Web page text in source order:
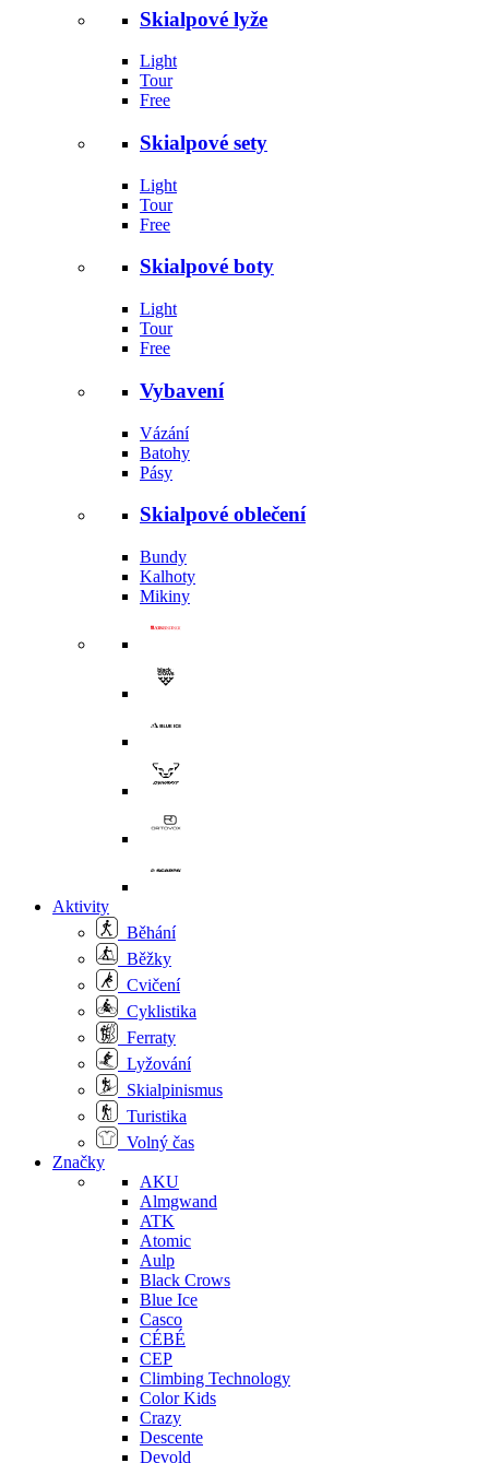
Skialpové lyže
Light
Tour
Free
Skialpové sety
Light
Tour
Free
Skialpové boty
Light
Tour
Free
Vybavení
Vázání
Batohy
Pásy
Skialpové oblečení
Bundy
Kalhoty
Mikiny
Aktivity
Běhání
Běžky
Cvičení
Cyklistika
Ferraty
Lyžování
Skialpinismus
Turistika
Volný čas
Značky
AKU
Almgwand
ATK
Atomic
Aulp
Black Crows
Blue Ice
Casco
CÉBÉ
CEP
Climbing Technology
Color Kids
Crazy
Descente
Devold